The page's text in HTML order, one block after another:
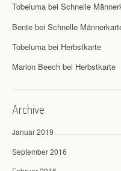
Tobeluma bei Schnelle
Bente bei Schnelle
Tobeluma bei Herbstkarte
Marion Beech bei Herbstkarte
Archive
Januar 2019
September 2016